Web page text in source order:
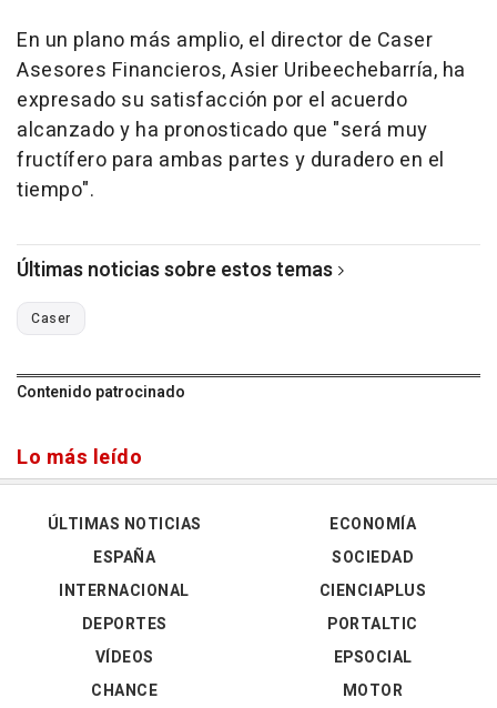
En un plano más amplio, el director de Caser
Asesores Financieros, Asier Uribeechebarría, ha
expresado su satisfacción por el acuerdo
alcanzado y ha pronosticado que "será muy
fructífero para ambas partes y duradero en el
tiempo".
Últimas noticias sobre estos temas
Caser
Contenido patrocinado
Lo más leído
ÚLTIMAS NOTICIAS
ESPAÑA
INTERNACIONAL
DEPORTES
VÍDEOS
ECONOMÍA
SOCIEDAD
CIENCIAPLUS
PORTALTIC
EPSOCIAL
CHANCE
MOTOR